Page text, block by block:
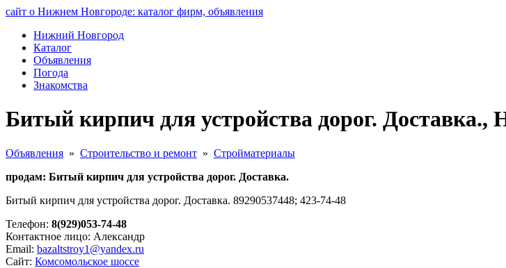
сайт о Нижнем Новгороде: каталог фирм, объявления
Нижний Новгород
Каталог
Объявления
Погода
Знакомства
Битый кирпич для устройства дорог.
Объявления » Строительство и ремонт » Стройматериалы
продам: Битый кирпич для устройства дорог. Доставка.
Битый кирпич для устройства дорог. Доставка. 89290537448; 423-74-48
Телефон: 8(929)053-74-48
Контактное лицо: Александр
Email: bazaltstroy1@yandex.ru
Сайт: Комсомольское шоссе